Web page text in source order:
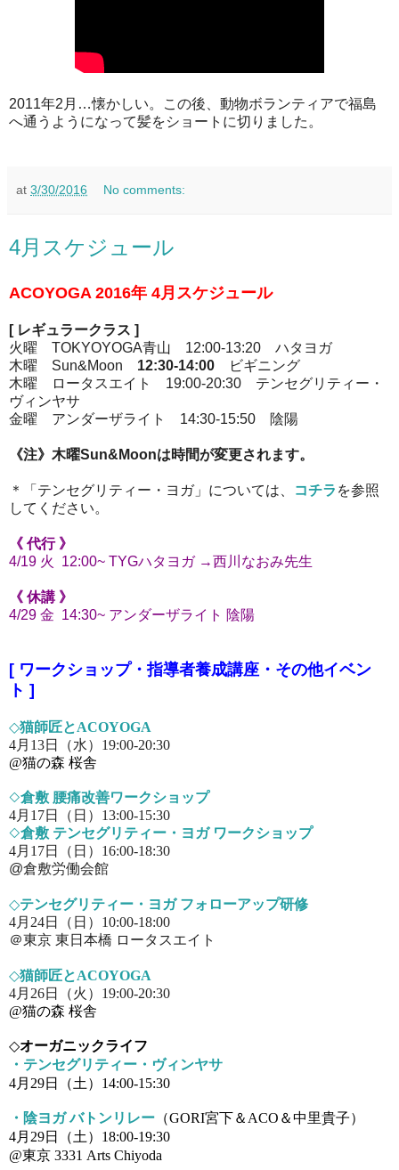
2011年2 月 …懐かしい。この後、動物ボランティアで福島
へ通うようになって髪をショートに切りました。
at 3/30/2016 No comments:
4月スケジュール
ACOYOGA 2016年 4月スケジュール
[ レギュラークラス ]
火曜 TOKYOYOGA青山 12:00-13:20 ハタヨガ
木曜 Sun&Moon 12:30-14:00 ビギニング
木曜 ロータスエイト 19:00-20:30 テンセグリティー・
ヴィンヤサ
金曜 アンダーザライト 14:30-15:50 陰陽
《注》木曜Sun&Moonは時間が変更されます。
＊「テンセグリティー・ヨガ」については、 コチラ を参照
してください。
《 代行 》
4/19 火
12:00~ TYGハタヨガ→西川なおみ先生
《 休講 》
4/29 金 14:30~ アンダーザライト 陰陽
[ ワークショップ・指導者養成講座・その他イベン
ト ]
◇猫師匠とACOYOGA
4月13日（水）19:00-20:30
@猫の森 桜舎
◇倉敷 腰痛改善ワークショップ
4月17日（日）13:00-15:30
◇倉敷 テンセグリティー・ヨガ ワークショップ
4月17日（日）16:00-18:30
@倉敷労働会館
◇テンセグリティー・ヨガ フォローアップ研修
4月24日（日）10:00-18:00
＠東京 東日本橋 ロータスエイト
◇猫師匠とACOYOGA
4月26日（火）19:00-20:30
@猫の森 桜舎
◇オーガニックライフ
・テンセグリティー・ヴィンヤサ
4月29日（土） 14:00-15:30
・陰ヨガ バトンリレー （GORI宮下＆ACO＆中里貴子）
4月29日（土） 18:00-19:30
@東京 3331 Arts Chiyoda